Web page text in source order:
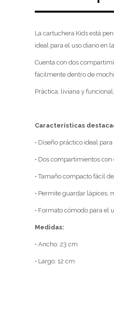
La cartuchera Kids está
ideal para el uso diario en
Cuenta con dos
fácilmente dentro de
Práctica, liviana y
Características
• Diseño práctico ideal para
• Dos compartimientos
• Tamaño compacto fácil
• Permite guardar lápices,
• Formato cómodo para el
Medidas:
• Ancho: 23 cm
• Largo: 12 cm